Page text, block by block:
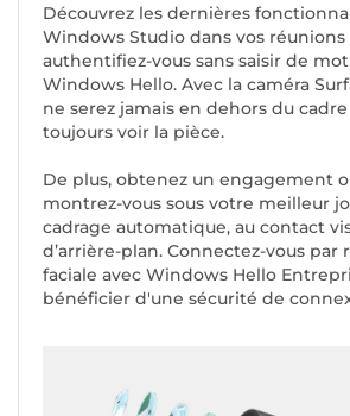
Découvrez les dernières
Windows Studio dans vos réunions
authentifiez-vous sans saisir de
Windows Hello. Avec la caméra
ne serez jamais en dehors du
toujours voir la pièce.
De plus, obtenez un engagement
montrez-vous sous votre meilleur
cadrage automatique, au contact
d’arrière-plan. Connectez-vous par
faciale avec Windows Hello
bénéficier d'une sécurité de